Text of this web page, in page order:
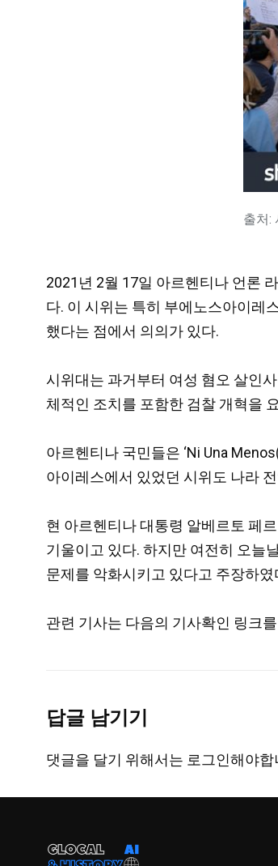
출처:
2021년 2월 17일 아르헨티나 언론
다. 이 시위는 특히 부에노스아이레
했다는 점에서 의의가 있다.
시위대는 과거부터 여성 혐오 살인
체적인 조치를 포함한 검찰 개혁을
아르헨티나 국민들은 ‘Ni Una
아이레스에서 있었던 시위도 나라
현 아르헨티나 대통령 알베르토 페
기울이고 있다. 하지만 여전히 오늘
문제를 악화시키고 있다고 주장하였
관련 기사는 다음의 기사확인 링크
답글 남기기
댓글을 달기 위해서는 로그인해야합